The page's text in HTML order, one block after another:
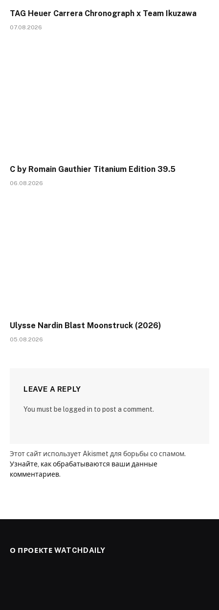
TAG Heuer Carrera Chronograph x Team Ikuzawa
07.08.2026
C by Romain Gauthier Titanium Edition 39.5
06.08.2026
Ulysse Nardin Blast Moonstruck (2026)
05.08.2026
LEAVE A REPLY
You must be logged in to post a comment.
Этот сайт использует Akismet для борьбы со спамом.
Узнайте, как обрабатываются ваши данные
комментариев.
О ПРОЕКТЕ WATCHDAILY